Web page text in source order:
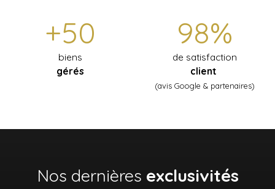
+50
biens
gérés
98%
de satisfaction
client
(avis Google & partenaires)
Nos dernières exclusivités